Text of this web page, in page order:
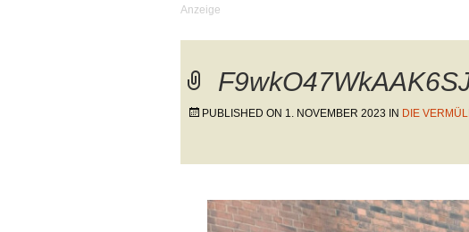
PUBLISHED ON 1. NOVEMBER 2023 IN DIE